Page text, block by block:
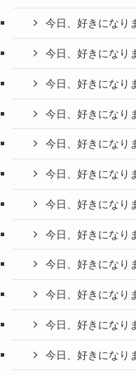
今日、好きになり
今日、好きになり
今日、好きになり
今日、好きになり
今日、好きになり
今日、好きになり
今日、好きになり
今日、好きになり
今日、好きになり
今日、好きになり
今日、好きになり
今日、好きになり